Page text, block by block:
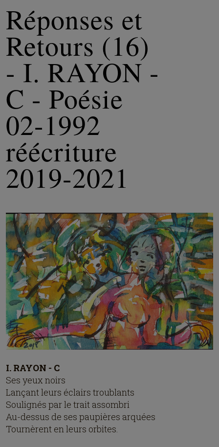
Réponses et
Retours (16)
- I. RAYON -
C - Poésie
02-1992
réécriture
2019-2021
I. RAYON - C
Ses yeux noirs
Lançant leurs éclairs troublants
Soulignés par le trait assombri
Au-dessus de ses paupières arquées
Tournèrent en leurs orbites.